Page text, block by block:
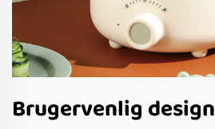
Brugervenlig design